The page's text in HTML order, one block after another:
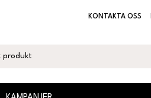
KONTAKTA OSS